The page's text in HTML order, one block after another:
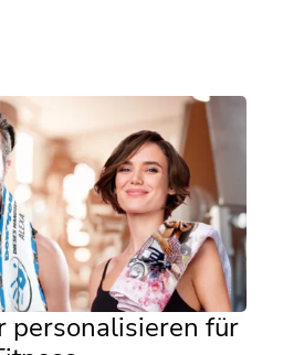
personalisieren für